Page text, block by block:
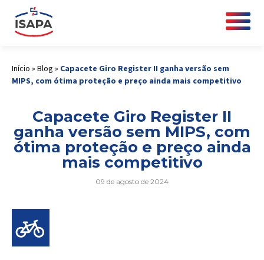
Início » Blog » Capacete Giro Register II ganha versão sem
MIPS, com ótima proteção e preço ainda mais competitivo
Capacete Giro Register II
ganha versão sem MIPS, com
ótima proteção e preço ainda
mais competitivo
09 de agosto de 2024